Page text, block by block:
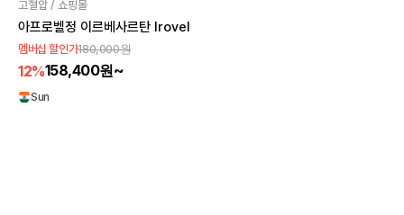
고혈압 / 쇼핑몰
아프로벨정 이르베사르탄 Irovel
멤버십 할인가180,000원
12%158,400원~
Sun